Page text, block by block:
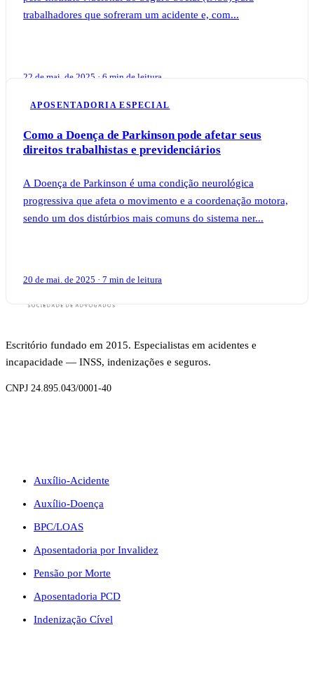
trabalhadores que sofreram um acidente e, com...
22 de mai. de 2025 · 6 min de leitura
APOSENTADORIA ESPECIAL
Como a Doença de Parkinson pode afetar seus
direitos trabalhistas e previdenciários
A Doença de Parkinson é uma condição neurológica
progressiva que afeta o movimento e a coordenação motora,
sendo um dos distúrbios mais comuns do sistema ner...
20 de mai. de 2025 · 7 min de leitura
Escritório fundado em 2015. Especialistas em acidentes e
incapacidade — INSS, indenizações e seguros.
CNPJ 24.895.043/0001-40
Auxílio-Acidente
Auxílio-Doença
BPC/LOAS
Aposentadoria por Invalidez
Pensão por Morte
Aposentadoria PCD
Indenização Cível